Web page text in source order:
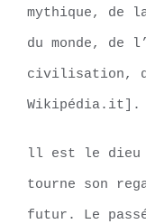
mythique, de
du monde, de
civilisation,
Wikipédia.it].
ll est le dieu
tourne son
futur. Le